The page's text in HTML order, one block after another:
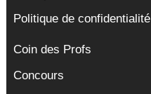
Politique de confidentialité
Coin des Profs
Concours